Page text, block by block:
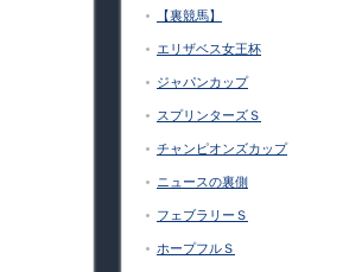
【裏競馬】
エリザベス女王杯
ジャパンカップ
スプリンターズＳ
チャンピオンズカップ
ニュースの裏側
フェブラリーＳ
ホープフルＳ